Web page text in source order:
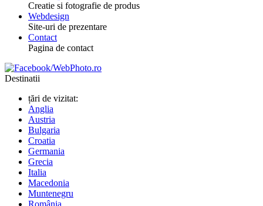
Creatie si fotografie de produs
Webdesign
Site-uri de prezentare
Contact
Pagina de contact
Destinatii
țări de vizitat:
Anglia
Austria
Bulgaria
Croatia
Germania
Grecia
Italia
Macedonia
Muntenegru
România